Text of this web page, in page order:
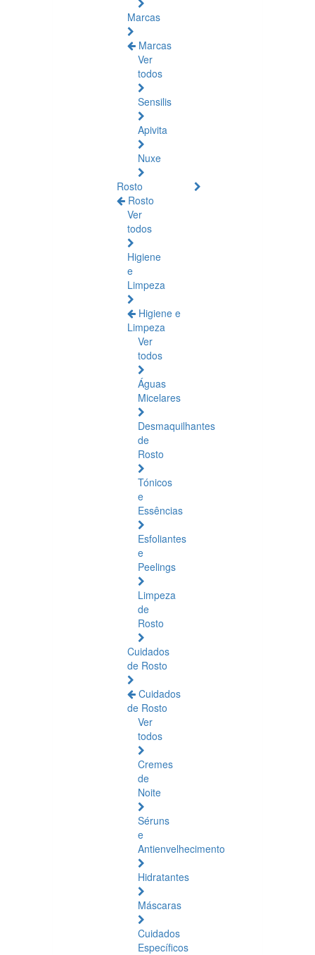
Marcas
Marcas
Ver
todos
Sensilis
Apivita
Nuxe
Rosto
Rosto
Ver
todos
Higiene
e
Limpeza
Higiene e
Limpeza
Ver
todos
Águas
Micelares
Desmaquilhantes
de
Rosto
Tónicos
e
Essências
Esfoliantes
e
Peelings
Limpeza
de
Rosto
Cuidados
de Rosto
Cuidados
de Rosto
Ver
todos
Cremes
de
Noite
Séruns
e
Antienvelhecimento
Hidratantes
Máscaras
Cuidados
Específicos